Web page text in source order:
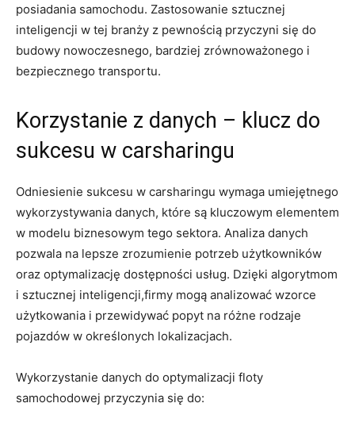
posiadania samochodu. Zastosowanie sztucznej
inteligencji w tej branży z pewnością przyczyni się do
budowy nowoczesnego, bardziej zrównoważonego i
bezpiecznego transportu.
Korzystanie z danych – klucz do
sukcesu w carsharingu
Odniesienie sukcesu w carsharingu wymaga umiejętnego
wykorzystywania danych, które są kluczowym elementem
w modelu biznesowym tego sektora. Analiza danych
pozwala na lepsze zrozumienie potrzeb użytkowników
oraz optymalizację dostępności usług. Dzięki algorytmom
i sztucznej inteligencji,firmy mogą analizować wzorce
użytkowania i przewidywać popyt na różne rodzaje
pojazdów w określonych lokalizacjach.
Wykorzystanie danych do optymalizacji floty
samochodowej przyczynia się do: